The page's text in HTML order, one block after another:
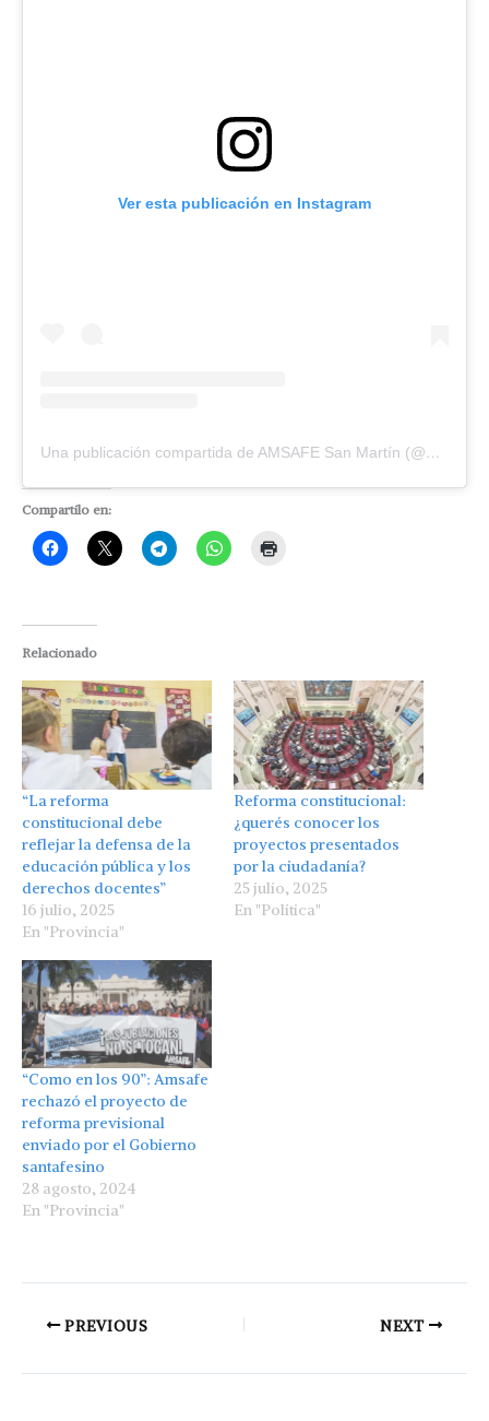
Ver esta publicación en Instagram
Una publicación compartida de AMSAFE San Martín (@amsafe_sm)
Compartilo en:
Relacionado
“La reforma
constitucional debe
reflejar la defensa de la
educación pública y los
derechos docentes”
16 julio, 2025
En "Provincia"
Reforma constitucional:
¿querés conocer los
proyectos presentados
por la ciudadanía?
25 julio, 2025
En "Política"
“Como en los 90”: Amsafe
rechazó el proyecto de
reforma previsional
enviado por el Gobierno
santafesino
28 agosto, 2024
En "Provincia"
PREVIOUS NEXT